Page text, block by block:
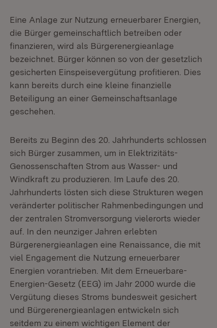
Eine Anlage zur Nutzung erneuerbarer Energien,
die Bürger gemeinschaftlich betreiben oder
finanzieren, wird als Bürgerenergieanlage
bezeichnet. Bürger können so von der gesetzlich
gesicherten Einspeisevergütung profitieren. Dies
kann bereits durch eine kleine finanzielle
Beteiligung an einer Gemeinschaftsanlage
geschehen.
Bereits zu Beginn des 20. Jahrhunderts schlossen
sich Bürger zusammen, um in Elektrizitäts-
Genossenschaften Strom aus Wasser- und
Windkraft zu produzieren. Im Laufe des 20.
Jahrhunderts lösten sich diese Strukturen wegen
veränderter politischer Rahmenbedingungen und
der zentralen Stromversorgung vielerorts wieder
auf. In den neunziger Jahren erlebten
Bürgerenergieanlagen eine Renaissance, die mit
viel Engagement die Nutzung erneuerbarer
Energien vorantrieben. Mit dem Erneuerbare-
Energien-Gesetz (EEG) im Jahr 2000 wurde die
Vergütung dieses Stroms bundesweit gesichert
und Bürgerenergieanlagen entwickeln sich
seitdem zu einem wichtigen Element der